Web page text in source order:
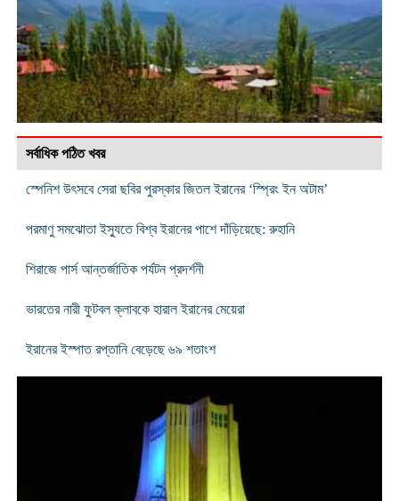
সর্বাধিক পঠিত খবর
স্পেনিশ উৎসবে সেরা ছবির পুরস্কার জিতল ইরানের ‘স্প্রিং ইন অটাম’
পরমাণু সমঝোতা ইস্যুতে বিশ্ব ইরানের পাশে দাঁড়িয়েছে: রুহানি
শিরাজে পার্স আন্তর্জাতিক পর্যটন প্রদর্শনী
ভারতের নারী ফুটবল ক্লাবকে হারাল ইরানের মেয়েরা
ইরানের ইস্পাত রপ্তানি বেড়েছে ৬৯ শতাংশ